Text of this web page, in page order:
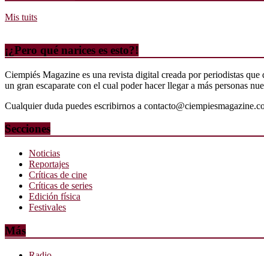
Mis tuits
¡¿Pero qué narices es esto?!
Ciempiés Magazine es una revista digital creada por periodistas
un gran escaparate con el cual poder hacer llegar a más personas
Cualquier duda puedes escribirnos a
Secciones
Noticias
Reportajes
Críticas de cine
Críticas de series
Edición física
Festivales
Más